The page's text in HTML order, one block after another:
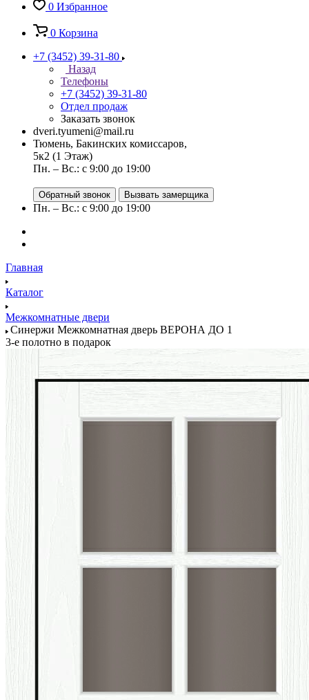
0 Избранное
0 Корзина
+7 (3452) 39-31-80
Назад
Телефоны
+7 (3452) 39-31-80
Отдел продаж
Заказать звонок
dveri.tyumeni@mail.ru
Тюмень, Бакинских комиссаров,
5к2 (1 Этаж)
Пн. – Вс.: с 9:00 до 19:00
Обратный звонок Вызвать замерщика
Пн. – Вс.: с 9:00 до 19:00
Главная
Каталог
Межкомнатные двери
Синержи Межкомнатная дверь ВЕРОНА ДО 1
3-е полотно в подарок